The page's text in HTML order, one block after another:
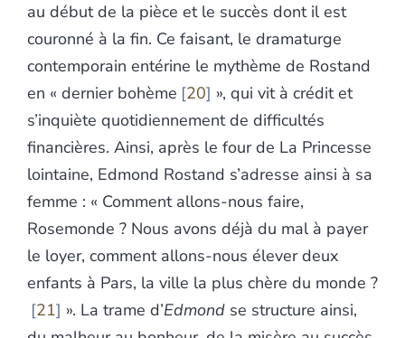
au début de la pièce et le succès dont il est
couronné à la fin. Ce faisant, le dramaturge
contemporain entérine le mythème de Rostand
en « dernier bohème 20 », qui vit à crédit et
s’inquiète quotidiennement de difficultés
financières. Ainsi, après le four de La Princesse
lointaine, Edmond Rostand s’adresse ainsi à sa
femme : « Comment allons-nous faire,
Rosemonde ? Nous avons déjà du mal à payer
le loyer, comment allons-nous élever deux
enfants à Pars, la ville la plus chère du monde ?
21 ». La trame d’Edmond se structure ainsi,